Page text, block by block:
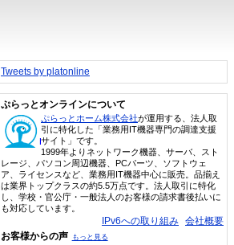
Tweets by platonline
ぷらっとオンラインについて
ぷらっとホーム株式会社が運用する、法人取
引に特化した「業務用IT機器専門の調達支援
サイト」です。
1999年よりネットワーク機器、サーバ、スト
レージ、パソコン周辺機器、PCパーツ、ソフトウェ
ア、ライセンスなど、業務用IT機器中心に販売。品揃え
は業界トップクラスの約5.5万点です。法人取引に特化
し、学校・官公庁・一般法人のお客様の請求書後払いに
も対応しています。
IPv6への取り組み 会社概要
お客様からの声 もっと見る